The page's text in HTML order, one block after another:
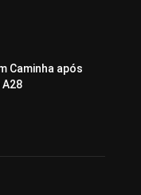
Caminha após